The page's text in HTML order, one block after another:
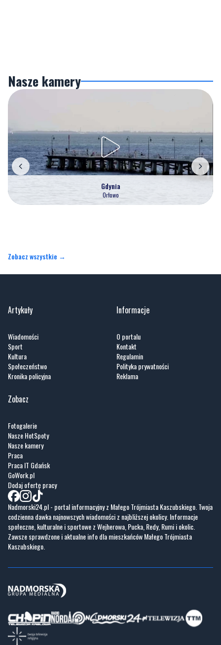
Nasze kamery
Gdynia
Orłowo
Zobacz wszystkie →
Artykuły
Wiadomości
Sport
Kultura
Społeczeństwo
Kronika policyjna
Informacje
O portalu
Kontakt
Regulamin
Polityka prywatności
Reklama
Zobacz
Fotogalerie
Nasze HotSpoty
Nasze kamery
Praca
Praca IT Gdańsk
GoWork.pl
Dodaj ofertę pracy
Nadmorski24.pl - portal informacyjny z Małego Trójmiasta Kaszubskiego. Twoja
codzienna dawka najnowszych wiadomości z najbliższej okolicy. Informacje
społeczne, kulturalne i sportowe z Wejherowa, Pucka, Redy, Rumi i okolic.
Zawsze sprawdzone i aktualne info dla mieszkańców Małego Trójmiasta
Kaszubskiego.